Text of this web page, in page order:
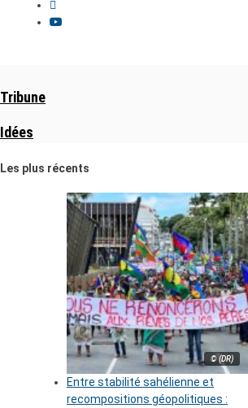
Tribune
Idées
Les plus récents
© (DR)
Entre stabilité sahélienne et
recompositions géopolitiques :